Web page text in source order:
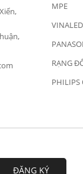
MPE
VINALED
RẠNG
PHILIPS
ĐĂNG KÝ